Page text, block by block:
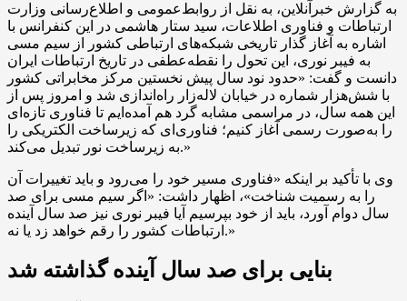
به گزارش خبرآنلاین، به نقل از روابط‌عمومی و اطلاع‌رسانی وزارت
ارتباطات و فناوری اطلاعات، سید ستار هاشمی در این کنفرانس با
اشاره به آغاز گذار تاریخی شبکه‌های ارتباطی کشور از سیم مسی
به فیبر نوری، این تحول را نقطه‌عطفی در تاریخ ارتباطات ایران
دانست و گفت: «حدود نود سال پیش نخستین مرکز مخابراتی کشور
با شش‌هزار شماره در خیابان لاله‌زار راه‌اندازی شد و امروز پس از
این همه سال، در مراسمی مشابه گرد هم آمده‌ایم تا فناوری تازه‌ای
را به‌صورت رسمی آغاز کنیم؛ فناوری‌ای که زیرساخت الکتریکی را
به زیرساخت نور تبدیل می‌کند.»
وی با تأکید بر اینکه «فناوری مسیر خود را می‌رود و باید تغییرات آن
را به رسمیت شناخت»، اظهار داشت: «اگر سیم مسی برای صد
سال دوام آورد، باید از خود بپرسیم آیا فیبر نوری نیز صد سال آینده
ارتباطات کشور را رقم خواهد زد یا نه.»
بنایی برای صد سال آینده گذاشته شد